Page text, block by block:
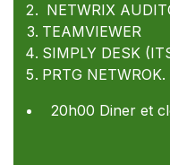
NETWRIX
TEAMVIEWER
SIMPLY DESK
PRTG NETWROK.
20h00 Diner et